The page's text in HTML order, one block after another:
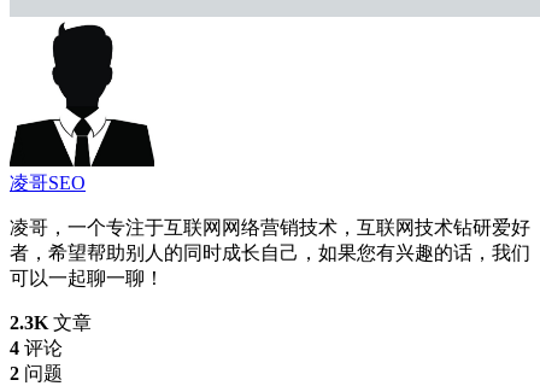
凌哥SEO
凌哥，一个专注于互联网网络营销技术，互联网技术钻研爱好
者，希望帮助别人的同时成长自己，如果您有兴趣的话，我们
可以一起聊一聊！
2.3K 文章
4 评论
2 问题